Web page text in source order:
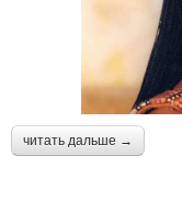
читать дальше →